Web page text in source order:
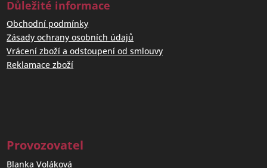
Důležité informace
Obchodní podmínky
Zásady ochrany osobních údajů
Vrácení zboží a odstoupení od smlouvy
Reklamace zboží
Provozovatel
Blanka Voláková